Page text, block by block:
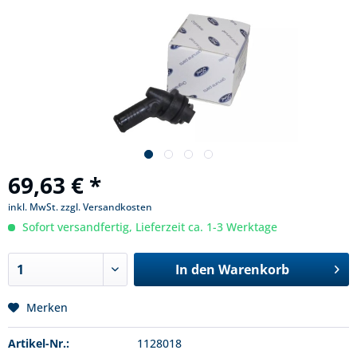
69,63 € *
inkl. MwSt.zzgl. Versandkosten
Sofort versandfertig, Lieferzeit ca. 1-3 Werktage
In den Warenkorb
Merken
Artikel-Nr.:
1128018